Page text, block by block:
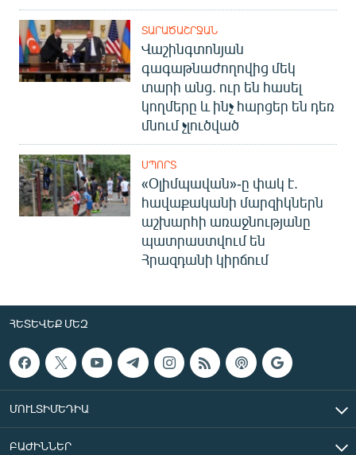
ՏԱՐԱԾԱՇՐՋԱՆ
Վաշինգտոնյան
գագաթնաժողովից մեկ
տարի անց. ուր են հասել
կողմերը և ինչ հարցեր են դեռ
մնում չլուծված
ՍՊՈՐՏ
«Օլիմպավան»-ը փակ է.
հավաքականի մարզիկներն
աշխարհի առաջնությանը
պատրաստվում են
Հրազդանի կիրճում
ՀԵՏԵՎԵՔ ՄԵԶ
ՄՈՒԼՏԻՄԵԴԻԱ
ԲԱԺԻՆՆԵՐ